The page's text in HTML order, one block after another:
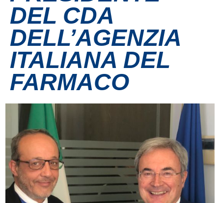
Ospedale Virtuale
MotoRare
DEL CDA
DELL’AGENZIA
ITALIANA DEL
FARMACO